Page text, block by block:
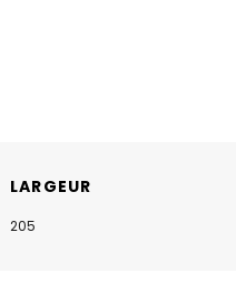
LARGEUR
205